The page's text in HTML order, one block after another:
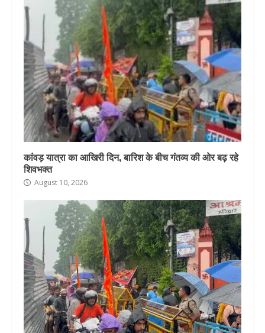
कांवड़ यात्रा का आखिरी दिन, बारिश के बीच गंतव्य की ओर बढ़ रहे
शिवभक्त
August 10, 2026